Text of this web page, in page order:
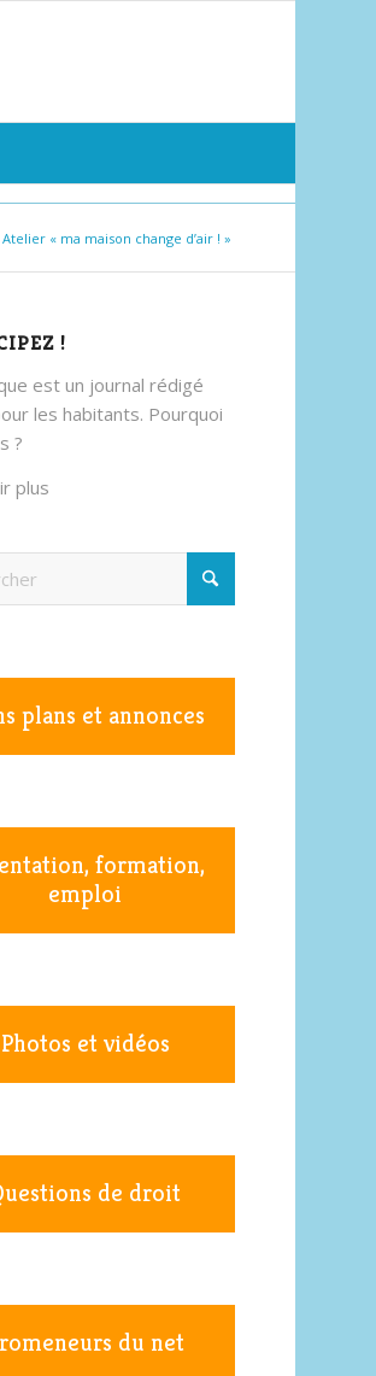
Atelier « ma maison change d’air ! »
!
est un journal rédigé
les habitants. Pourquoi
?
plus
plans et annonces
formation,
emploi
Photos et vidéos
de droit
du net